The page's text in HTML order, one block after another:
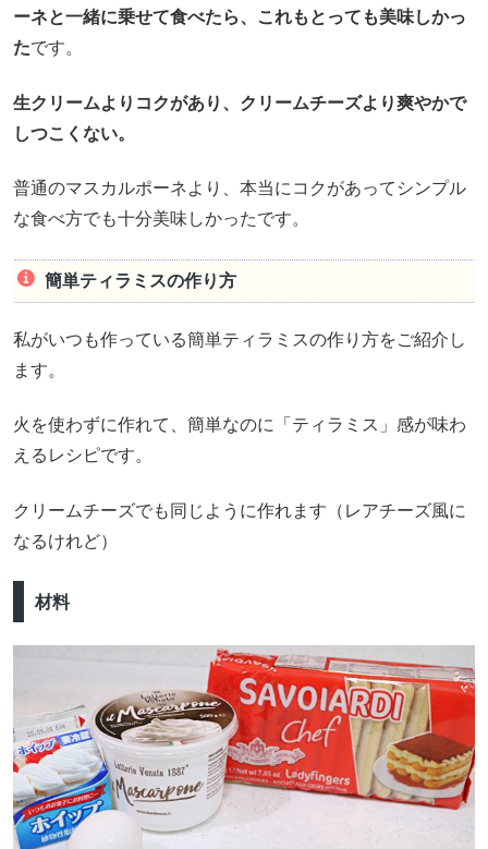
ーネと一緒に乗せて食べたら、これもとっても美味しかっ
たです。
生クリームよりコクがあり、クリームチーズより爽やかで
しつこくない。
普通のマスカルポーネより、本当にコクがあってシンプル
な食べ方でも十分美味しかったです。
簡単ティラミスの作り方
私がいつも作っている簡単ティラミスの作り方をご紹介し
ます。
火を使わずに作れて、簡単なのに「ティラミス」感が味わ
えるレシピです。
クリームチーズでも同じように作れます（レアチーズ風に
なるけれど）
材料